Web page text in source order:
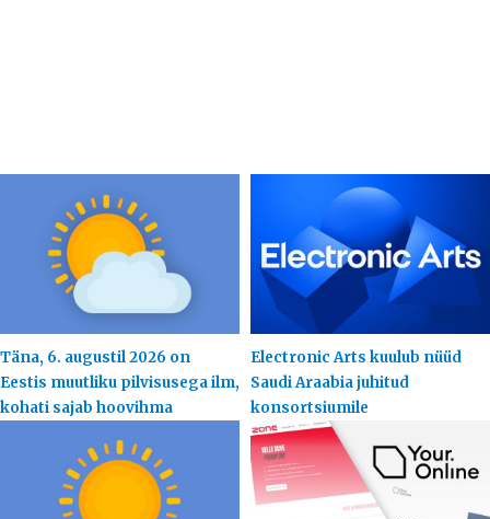
Täna, 6. augustil 2026 on
Eestis muutliku pilvisusega ilm,
kohati sajab hoovihma
Electronic Arts kuulub nüüd
Saudi Araabia juhitud
konsortsiumile